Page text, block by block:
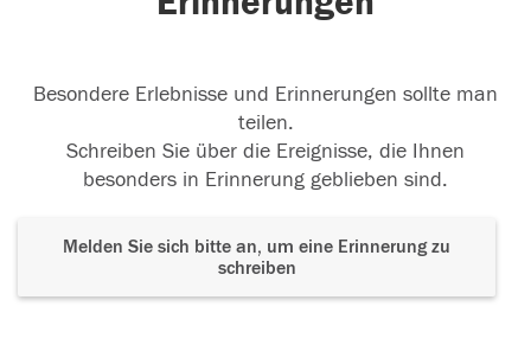
Besondere Erlebnisse und Erinnerungen sollte man
teilen.
Schreiben Sie über die Ereignisse, die Ihnen
besonders in Erinnerung geblieben sind.
Melden Sie sich bitte an, um eine Erinnerung zu
schreiben